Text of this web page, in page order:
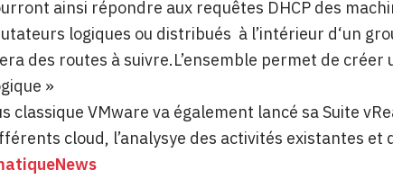
ainsi répondre aux requêtes DHCP des
logiques ou distribués à l’intérieur d‘un
des routes à suivre.L’ensemble permet de
»
classique VMware va également lancé sa Suite
cloud, l’analysye des activités existantes et